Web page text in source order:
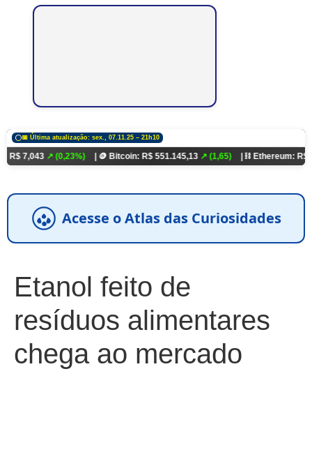
📅 Última atualização: sex., 07.11.25 – 21h10
↗ (0,23%) | 🪙 Bitcoin: R$ 551.145,13↗ (1,65) | ⛓️ Ethereum: R$ 18.321,93
Acesse o Atlas das Curiosidades
Etanol feito de
resíduos alimentares
chega ao mercado